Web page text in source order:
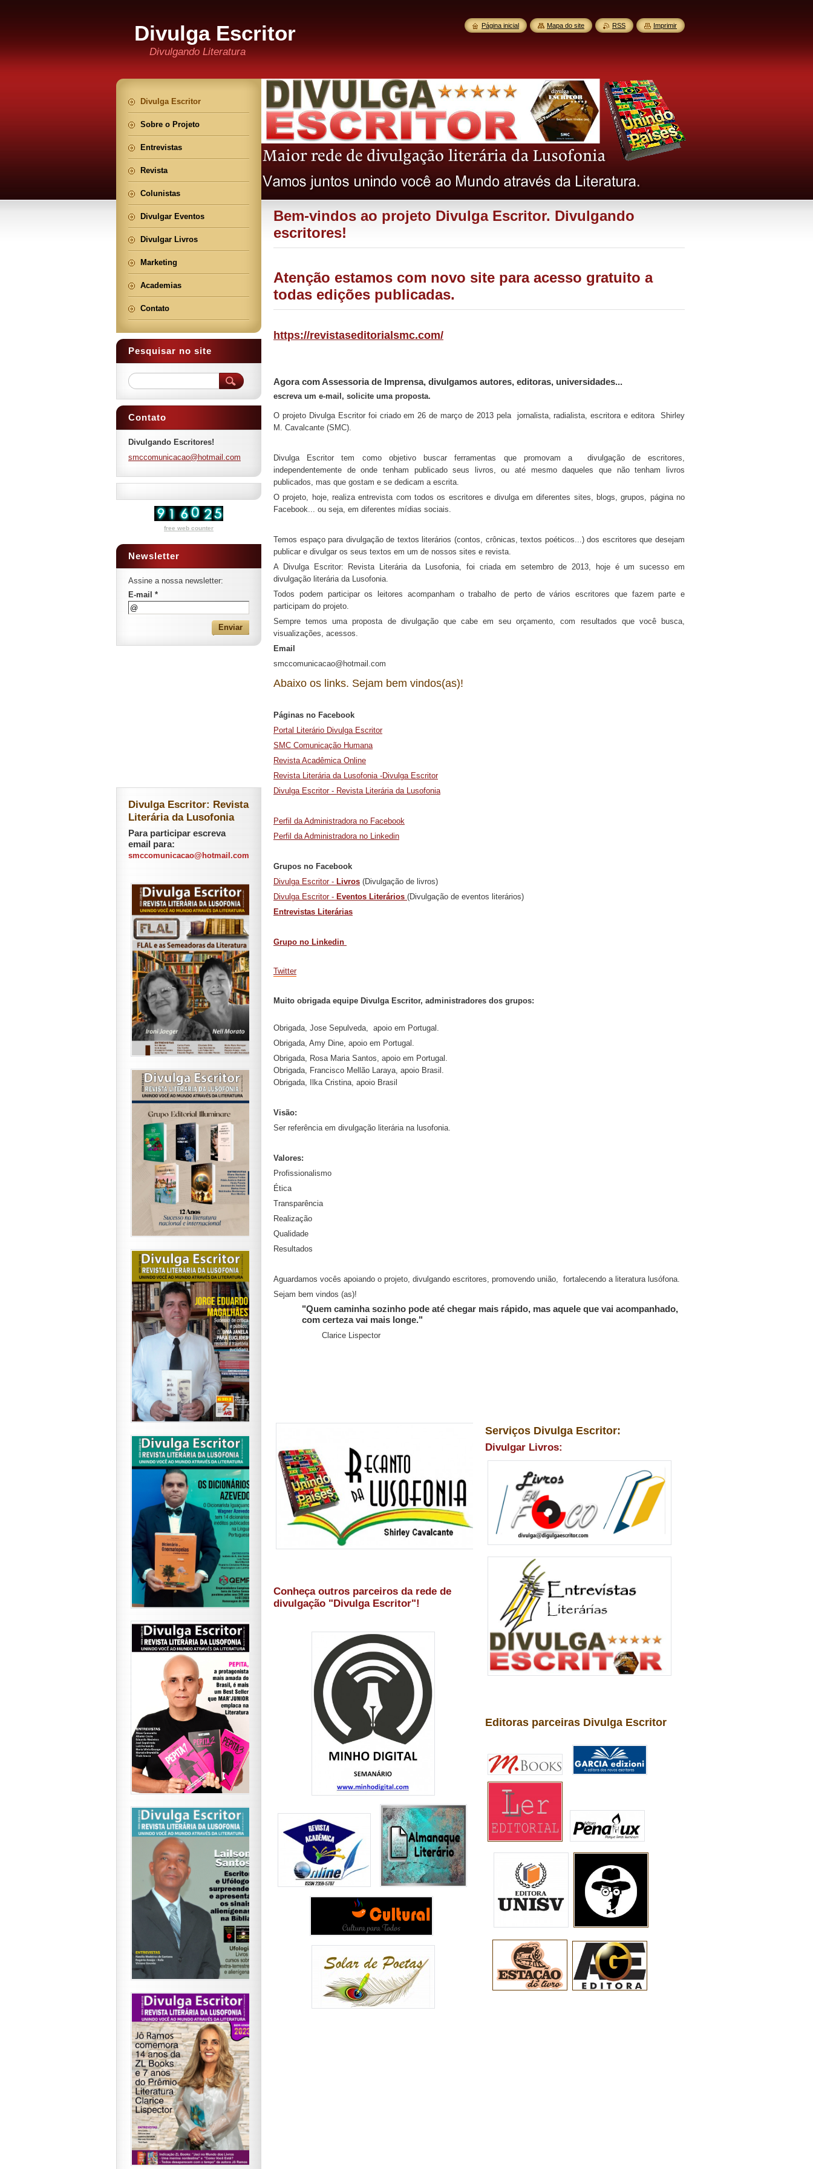
Divulga Escritor
Divulgando Literatura
Bem-vindos ao projeto Divulga Escritor. Divulgando
escritores!
Atenção estamos com novo site para acesso gratuito a
todas edições publicadas.
https://revistaseditorialsmc.com/
Agora com Assessoria de Imprensa, divulgamos autores, editoras, universidades...
escreva um e-mail, solicite uma proposta.
O projeto Divulga Escritor foi criado em 26 de março de 2013 pela jornalista, radialista, escritora e editora Shirley
M. Cavalcante (SMC).
Divulga Escritor tem como objetivo buscar ferramentas que promovam a divulgação de escritores,
independentemente de onde tenham publicado seus livros, ou até mesmo daqueles que não tenham livros
publicados, mas que gostam e se dedicam a escrita.
O projeto, hoje, realiza entrevista com todos os escritores e divulga em diferentes sites, blogs, grupos, página no
Facebook... ou seja, em diferentes mídias sociais.
Temos espaço para divulgação de textos literários (contos, crônicas, textos poéticos...) dos escritores que desejam
publicar e divulgar os seus textos em um de nossos sites e revista.
A Divulga Escritor: Revista Literária da Lusofonia, foi criada em setembro de 2013, hoje é um sucesso em
divulgação literária da Lusofonia.
Todos podem participar os leitores acompanham o trabalho de perto de vários escritores que fazem parte e
participam do projeto.
Sempre temos uma proposta de divulgação que cabe em seu orçamento, com resultados que você busca,
visualizações, acessos.
Email
smccomunicacao@hotmail.com
Abaixo os links. Sejam bem vindos(as)!
Páginas no Facebook
Portal Literário Divulga Escritor
SMC Comunicação Humana
Revista Acadêmica Online
Revista Literária da Lusofonia -Divulga Escritor
Divulga Escritor - Revista Literária da Lusofonia
Perfil da Administradora no Facebook
Perfil da Administradora no Linkedin
Grupos no Facebook
Divulga Escritor - Livros (Divulgação de livros)
Divulga Escritor- Eventos Literários (Divulgação de eventos literários)
Entrevistas Literárias
Grupo no Linkedin
Twitter
Muito obrigada equipe Divulga Escritor, administradores dos grupos:
Obrigada, Jose Sepulveda, apoio em Portugal.
Obrigada, Amy Dine, apoio em Portugal.
Obrigada, Rosa Maria Santos, apoio em Portugal.
Obrigada, Francisco Mellão Laraya, apoio Brasil.
Obrigada, Ilka Cristina, apoio Brasil
Visão:
Ser referência em divulgação literária na lusofonia.
Valores:
Profissionalismo
Ética
Transparência
Realização
Qualidade
Resultados
Aguardamos vocês apoiando o projeto, divulgando escritores, promovendo união, fortalecendo a literatura lusófona.
Sejam bem vindos (as)!
"Quem caminha sozinho pode até chegar mais rápido, mas aquele que vai acompanhado,
com certeza vai mais longe."
Clarice Lispector
Conheça outros parceiros da rede de
divulgação "Divulga Escritor"!
Serviços Divulga Escritor:
Divulgar Livros:
Editoras parceiras Divulga Escritor
Divulga Escritor
Sobre o Projeto
Entrevistas
Revista
Colunistas
Divulgar Eventos
Divulgar Livros
Marketing
Academias
Contato
Pesquisar no site
Contato
Divulgando Escritores!
smccomunicacao@hotmail.com
free web counter
Newsletter
Assine a nossa newsletter:
E-mail *
Divulga Escritor: Revista
Literária da Lusofonia
Para participar escreva
email para:
smccomunicacao@hotmail.com
Página inicial Mapa do site RSS Imprimir